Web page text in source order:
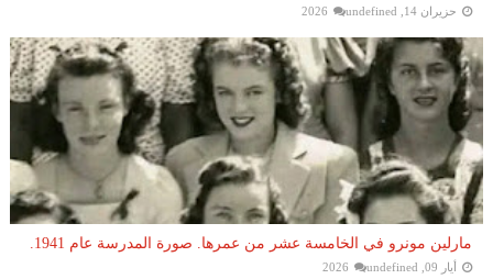
حزيران 14, 2026 undefined
مارلين مونرو في الخامسة عشر من عمرها. صورة المدرسة عام 1941.
أيار 09, 2026 undefined